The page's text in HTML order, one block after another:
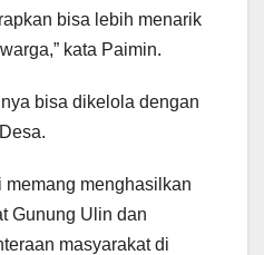
bisa lebih menarik
kata Paimin.
bisa dikelola dengan
memang menghasilkan
Gunung Ulin dan
masyarakat di